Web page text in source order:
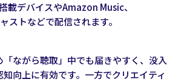
載デバイスやAmazon Music、
ストなどで配信されます。
ながら聴取」中でも届きやすく、没入
向上に有効です。一方でクリエイティ